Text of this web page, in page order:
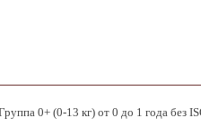
0+ (0-13 кг) от 0 до 1 года без